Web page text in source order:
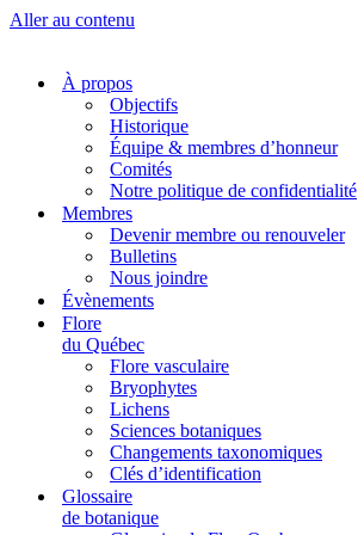
Aller au contenu
À propos
Objectifs
Historique
Équipe & membres d’honneur
Comités
Notre politique de confidentialité
Membres
Devenir membre ou renouveler
Bulletins
Nous joindre
Évènements
Flore
du Québec
Flore vasculaire
Bryophytes
Lichens
Sciences botaniques
Changements taxonomiques
Clés d’identification
Glossaire
de botanique